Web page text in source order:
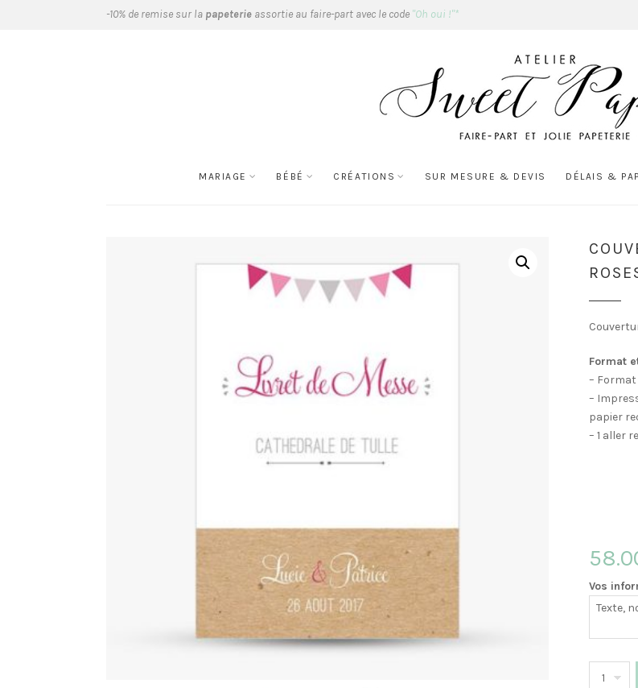
-10% de remise sur la papeterie assortie au faire-part avec le code "Oh oui !"*
MARIAGE BÉBÉ CRÉATIONS SUR MESURE & DEVIS DÉLAIS &
Format
– Format
–
papier
– 1 aller
Vos